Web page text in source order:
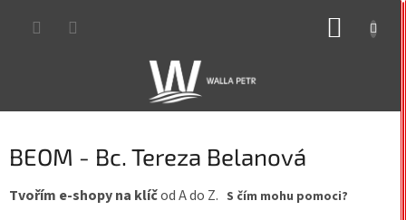
BEOM - Bc. Tereza Belanová
Tvořím e-shopy na klíčod A do Z. S čím mohu pomoci?